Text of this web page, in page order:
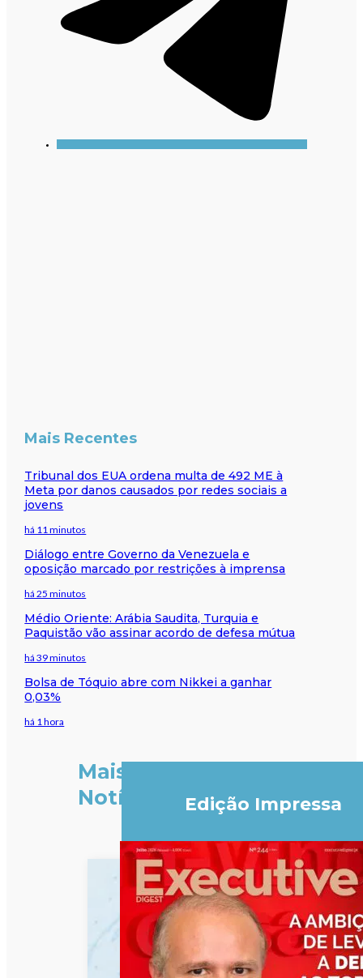
Mais Recentes
Tribunal dos EUA ordena multa de 492 ME à
Meta por danos causados por redes sociais a
jovens
há 11 minutos
Diálogo entre Governo da Venezuela e
oposição marcado por restrições à imprensa
há 25 minutos
Médio Oriente: Arábia Saudita, Turquia e
Paquistão vão assinar acordo de defesa mútua
há 39 minutos
Bolsa de Tóquio abre com Nikkei a ganhar
0,03%
há 1 hora
Mais
Notícias
Edição Impressa